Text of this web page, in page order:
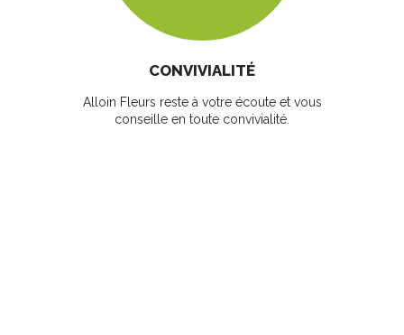
CONVIVIALITÉ
Alloin Fleurs reste à votre écoute et vous
conseille en toute convivialité.